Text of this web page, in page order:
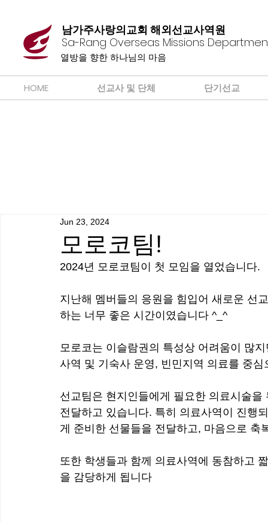
남가주사랑의교회 해외선교사역원
Sa-Rang Overseas Missions
​열방을 향한 하나님의 마음
HOME 선교사 및 단체 단기선교
모로코팀!
Jun 23, 2024
2024년 모로코팀이 첫 모임을 열었습니다.
지난해 멤버들의 응원을 힘입어 새로운 선
하는 너무 좋은 시간이였습니다 ^_^
모로코는 이슬람권의 특성상 어려움이 많
사역 및 기숙사 운영, 빈민지역 의료를 중
선교팀은 현지인들에게 필요한 의료시술
전달하고 있습니다. 특히 의료사역이 진행
게 준비한 선물들을 전달하고, 마음으로 축
또한 학생들과 함께 의료사역에 동참하고
을 감당하게 됩니다